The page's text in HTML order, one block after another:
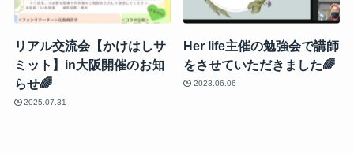
リアル交流会【かけはしサ
ミット】in大阪開催のお知
らせ🌈
2025.07.31
Her life主催の勉強会で講師
をさせていただきました🌈
2023.06.06